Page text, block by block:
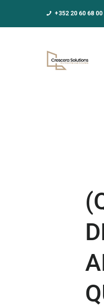
+352 20 60 68 00